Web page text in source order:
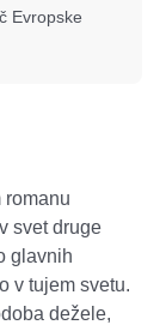
Evropske
romanu
svet druge
glavnih
v tujem svetu.
dežele,